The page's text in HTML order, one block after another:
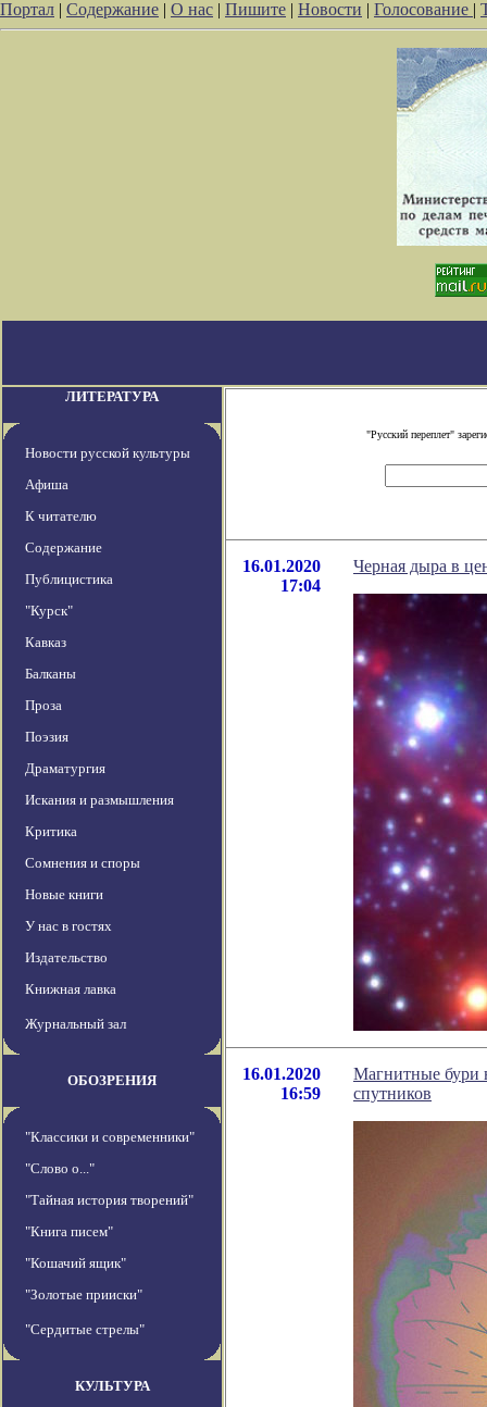
Портал | Содержание | О нас | Пишите | Новости | Голосование |
ЛИТЕРАТУРА
Новости русской культуры
Афиша
К читателю
Содержание
Публицистика
"Курск"
Кавказ
Балканы
Проза
Поэзия
Драматургия
Искания и размышления
Критика
Сомнения и споры
Новые книги
У нас в гостях
Издательство
Книжная лавка
Журнальный зал
ОБОЗРЕНИЯ
"Классики и современники"
"Слово о..."
"Тайная история творений"
"Книга писем"
"Кошачий ящик"
"Золотые прииски"
"Сердитые стрелы"
КУЛЬТУРА
"Русский переплет"
16.01.2020
17:04
Черная дыра в
16.01.2020
16:59
Магнитные бури
спутников